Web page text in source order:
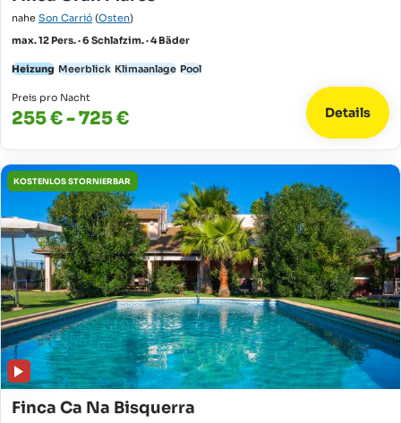
nahe Son Carrió (Osten)
max. 12 Pers. · 6 Schlafzim. · 4 Bäder
Heizung Meerblick Klimaanlage Pool
Preis pro Nacht
255 € - 725 € Details
KOSTENLOS STORNIERBAR
Finca Ca Na Bisquerra